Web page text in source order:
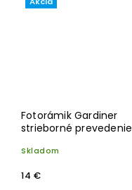
Fotorámik Gardiner
strieborné prevedenie
Skladom
14 €